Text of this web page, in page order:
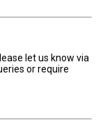
let us know via
or require